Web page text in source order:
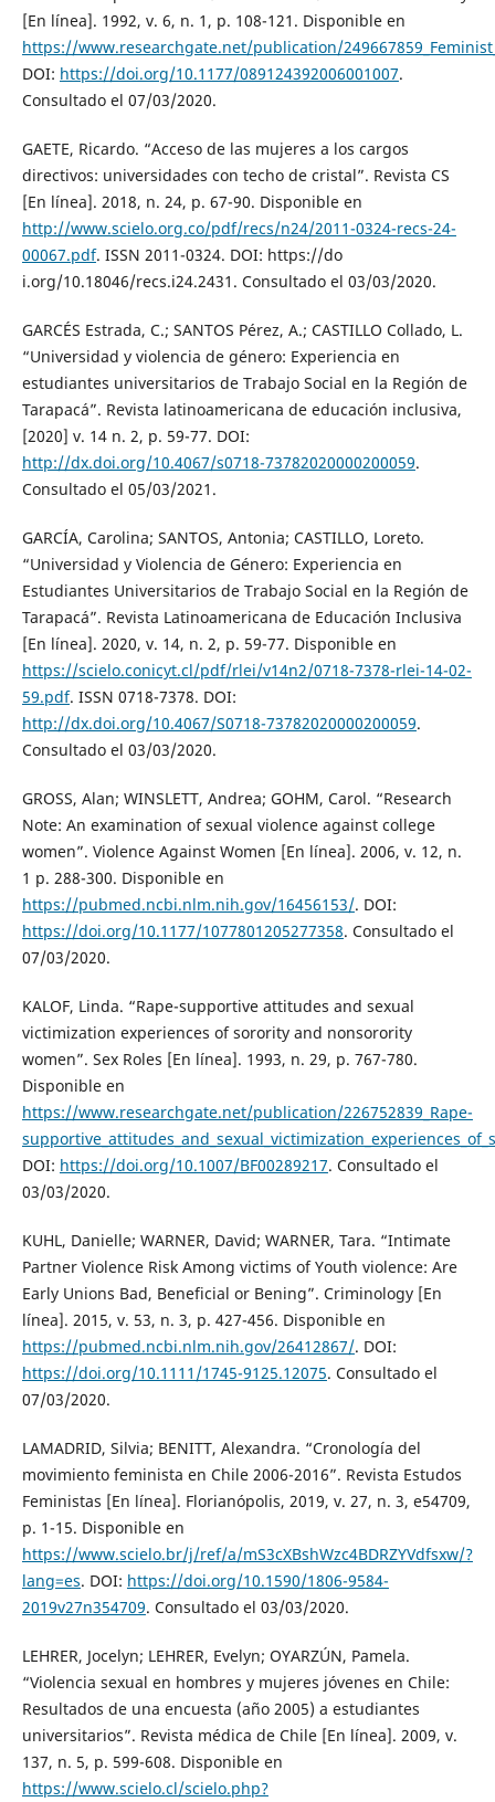
[En línea]. 1992, v. 6, n. 1, p. 108-121. Disponible en
https://www.researchgate.net/publication/
DOI: https://doi.org/10.1177/089124392006001007.
Consultado el 07/03/2020.
GAETE, Ricardo. “Acceso de las mujeres a los cargos
directivos: universidades con techo de cristal”. Revista CS
[En línea]. 2018, n. 24, p. 67-90. Disponible en
http://www.scielo.org.co/pdf/recs/n24/2011-0324-recs-24-
00067.pdf. ISSN 2011-0324. DOI: https://do
i.org/10.18046/recs.i24.2431. Consultado el 03/03/2020.
GARCÉS Estrada, C.; SANTOS Pérez, A.; CASTILLO Collado, L.
“Universidad y violencia de género: Experiencia en
estudiantes universitarios de Trabajo Social en la Región de
Tarapacá”. Revista latinoamericana de educación inclusiva,
[2020] v. 14 n. 2, p. 59-77. DOI:
http://dx.doi.org/10.4067/s0718-73782020000200059.
Consultado el 05/03/2021.
GARCÍA, Carolina; SANTOS, Antonia; CASTILLO, Loreto.
“Universidad y Violencia de Género: Experiencia en
Estudiantes Universitarios de Trabajo Social en la Región de
Tarapacá”. Revista Latinoamericana de Educación Inclusiva
[En línea]. 2020, v. 14, n. 2, p. 59-77. Disponible en
https://scielo.conicyt.cl/pdf/rlei/v14n2/0718-7378-rlei-14-02-
59.pdf. ISSN 0718-7378. DOI:
http://dx.doi.org/10.4067/S0718-73782020000200059.
Consultado el 03/03/2020.
GROSS, Alan; WINSLETT, Andrea; GOHM, Carol. “Research
Note: An examination of sexual violence against college
women”. Violence Against Women [En línea]. 2006, v. 12, n.
1 p. 288-300. Disponible en
https://pubmed.ncbi.nlm.nih.gov/16456153/. DOI:
https://doi.org/10.1177/1077801205277358. Consultado el
07/03/2020.
KALOF, Linda. “Rape-supportive attitudes and sexual
victimization experiences of sorority and nonsorority
women”. Sex Roles [En línea]. 1993, n. 29, p. 767-780.
Disponible en
https://www.researchgate.net/publication/226752839_Rape-
DOI: https://doi.org/10.1007/BF00289217. Consultado el
03/03/2020.
KUHL, Danielle; WARNER, David; WARNER, Tara. “Intimate
Partner Violence Risk Among victims of Youth violence: Are
Early Unions Bad, Beneficial or Bening”. Criminology [En
línea]. 2015, v. 53, n. 3, p. 427-456. Disponible en
https://pubmed.ncbi.nlm.nih.gov/26412867/. DOI:
https://doi.org/10.1111/1745-9125.12075. Consultado el
07/03/2020.
LAMADRID, Silvia; BENITT, Alexandra. “Cronología del
movimiento feminista en Chile 2006-2016”. Revista Estudos
Feministas [En línea]. Florianópolis, 2019, v. 27, n. 3, e54709,
p. 1-15. Disponible en
https://www.scielo.br/j/ref/a/mS3cXBshWzc4BDRZYVdfsxw/?
lang=es. DOI: https://doi.org/10.1590/1806-9584-
2019v27n354709. Consultado el 03/03/2020.
LEHRER, Jocelyn; LEHRER, Evelyn; OYARZÚN, Pamela.
“Violencia sexual en hombres y mujeres jóvenes en Chile:
Resultados de una encuesta (año 2005) a estudiantes
universitarios”. Revista médica de Chile [En línea]. 2009, v.
137, n. 5, p. 599-608. Disponible en
https://www.scielo.cl/scielo.php?